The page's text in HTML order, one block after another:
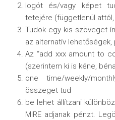
logót és/vagy képet
tetejére (függetlenül
Tudok egy kis szöveget
az alternatív
Az “add xxx amount to
(szerintem ki is kéne,
one time/weekly/
összeget tud
be lehet állítzani
MIRE adjanak pénzt.